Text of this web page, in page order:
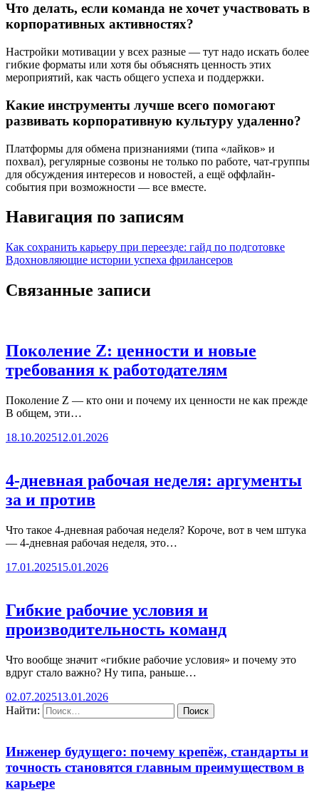
Что делать, если команда не хочет участвовать в
корпоративных активностях?
Настройки мотивации у всех разные — тут надо искать более
гибкие форматы или хотя бы объяснять ценность этих
мероприятий, как часть общего успеха и поддержки.
Какие инструменты лучше всего помогают
развивать корпоративную культуру удаленно?
Платформы для обмена признаниями (типа «лайков» и
похвал), регулярные созвоны не только по работе, чат-группы
для обсуждения интересов и новостей, а ещё оффлайн-
события при возможности — все вместе.
Навигация по записям
Как сохранить карьеру при переезде: гайд по подготовке
Вдохновляющие истории успеха фрилансеров
Связанные записи
Поколение Z: ценности и новые
требования к работодателям
Поколение Z — кто они и почему их ценности не как прежде
В общем, эти…
18.10.202512.01.2026
4-дневная рабочая неделя: аргументы
за и против
Что такое 4-дневная рабочая неделя? Короче, вот в чем штука
— 4-дневная рабочая неделя, это…
17.01.202515.01.2026
Гибкие рабочие условия и
производительность команд
Что вообще значит «гибкие рабочие условия» и почему это
вдруг стало важно? Ну типа, раньше…
02.07.202513.01.2026
Найти:
Инженер будущего: почему крепёж, стандарты и
точность становятся главным преимуществом в
карьере